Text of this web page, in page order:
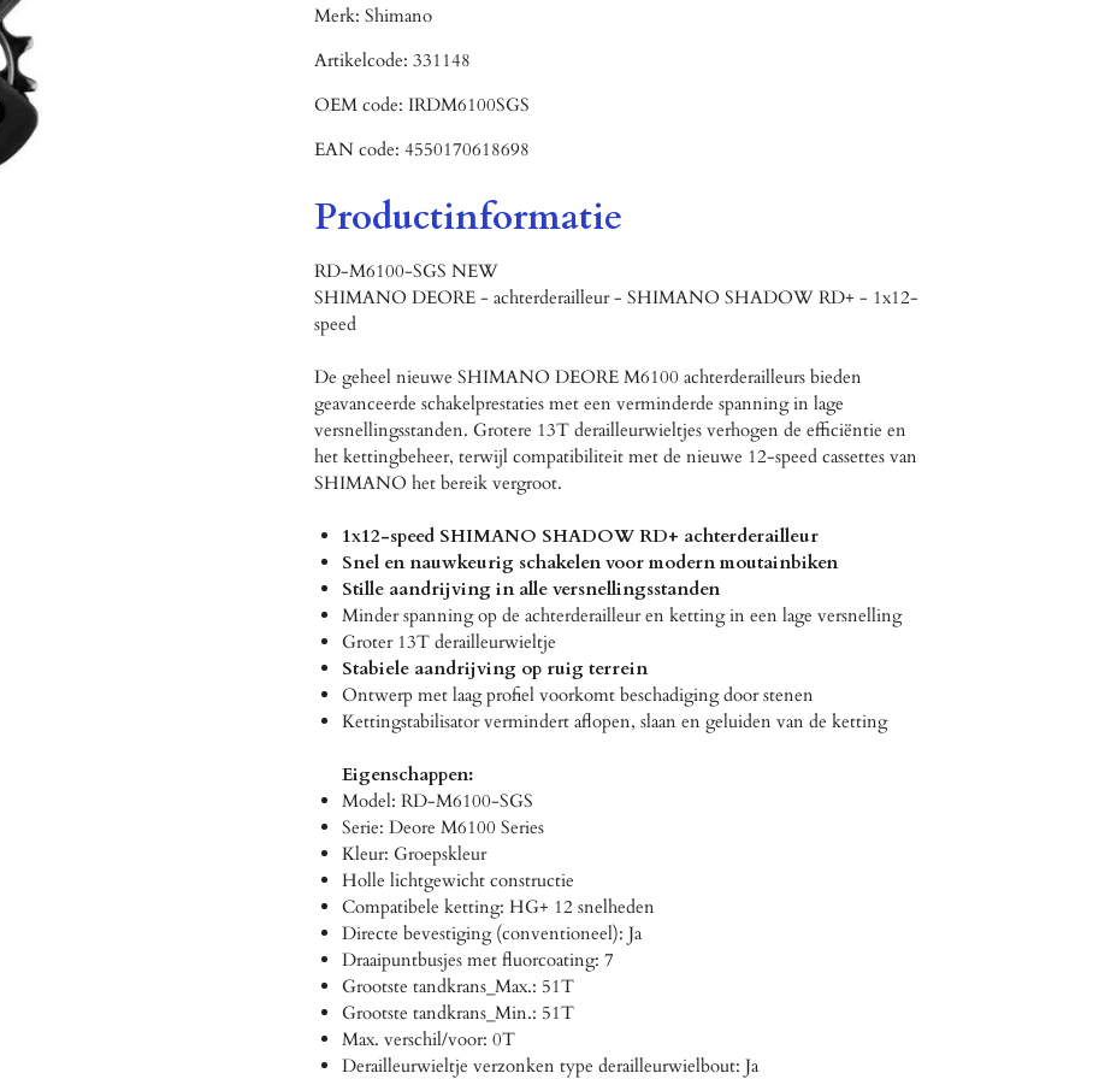
Merk: Shimano
Artikelcode: 331148
OEM code: IRDM6100SGS
EAN code: 4550170618698
Productinformatie
RD-M6100-SGS NEW
SHIMANO DEORE - achterderailleur - SHIMANO SHADOW RD+ - 1x12-
speed
De geheel nieuwe SHIMANO DEORE M6100 achterderailleurs bieden
geavanceerde schakelprestaties met een verminderde spanning in lage
versnellingsstanden. Grotere 13T derailleurwieltjes verhogen de efficiëntie en
het kettingbeheer, terwijl compatibiliteit met de nieuwe 12-speed cassettes van
SHIMANO het bereik vergroot.
1x12-speed SHIMANO SHADOW RD+ achterderailleur
Snel en nauwkeurig schakelen voor modern moutainbiken
Stille aandrijving in alle versnellingsstanden
Minder spanning op de achterderailleur en ketting in een lage versnelling
Groter 13T derailleurwieltje
Stabiele aandrijving op ruig terrein
Ontwerp met laag profiel voorkomt beschadiging door stenen
Kettingstabilisator vermindert aflopen, slaan en geluiden van de ketting
Eigenschappen:
Model: RD-M6100-SGS
Serie: Deore M6100 Series
Kleur: Groepskleur
Holle lichtgewicht constructie
Compatibele ketting: HG+ 12 snelheden
Directe bevestiging (conventioneel): Ja
Draaipuntbusjes met fluorcoating: 7
Grootste tandkrans_Max.: 51T
Grootste tandkrans_Min.: 51T
Max. verschil/voor: 0T
Derailleurwieltje verzonken type derailleurwielbout: Ja